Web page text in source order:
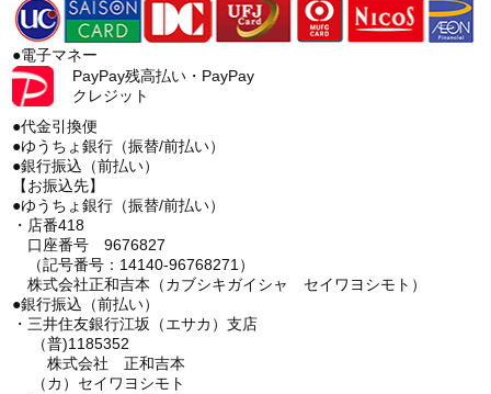
●電子マネー
PayPay残高払い・PayPay
クレジット
●代金引換便
●ゆうちょ銀行（振替/前払い）
●銀行振込（前払い）
【お振込先】
●ゆうちょ銀行（振替/前払い）
・店番418
口座番号 9676827
（記号番号：14140-96768271）
株式会社正和吉本（カブシキガイシャ セイワヨシモト）
●銀行振込（前払い）
・三井住友銀行江坂（エサカ）支店
（普)1185352
株式会社 正和吉本
（カ）セイワヨシモト